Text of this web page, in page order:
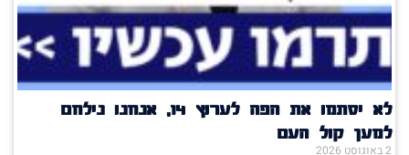
לא יסתמו את הפה לערוץ 14, אנחנו נילחם
למען קול העם
2 באוגוסט 2026